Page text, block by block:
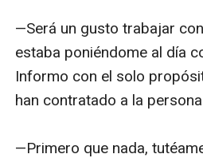
—Será un gusto trabajar
estaba poniéndome al día
Informo con el solo
han contratado a la
—Primero que nada,